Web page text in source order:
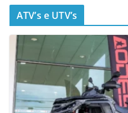
ATV’s e UTV’s